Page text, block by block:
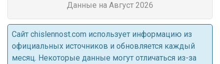
Данные на Август 2026
Cайт chislennost.com использует информацию из
официальных источников и обновляется каждый
месяц. Некоторые данные могут отличаться из-за